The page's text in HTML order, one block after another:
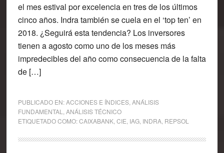
el mes estival por excelencia en tres de los últimos
cinco años. Indra también se cuela en el ‘top ten’ en
2018. ¿Seguirá esta tendencia? Los inversores
tienen a agosto como uno de los meses más
impredecibles del año como consecuencia de la falta
de […]
PUBLICADO EN:ACCIONES E ÍNDICES, ANÁLISIS
FUNDAMENTAL
ANÁLISIS TÉCNICO
ETIQUETADO COMO:CAIXABANK, CIE IAG, INDRA, REPSOL